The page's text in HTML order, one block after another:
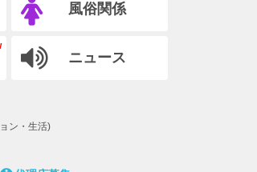
風俗関係
ニュース
ン・生活)